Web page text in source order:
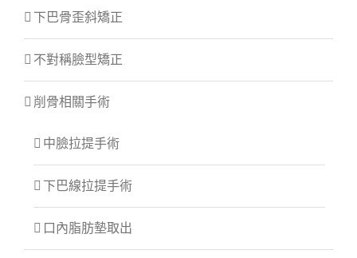
下巴骨歪斜矯正
不對稱臉型矯正
削骨相關手術
中臉拉提手術
下巴線拉提手術
口內脂肪墊取出